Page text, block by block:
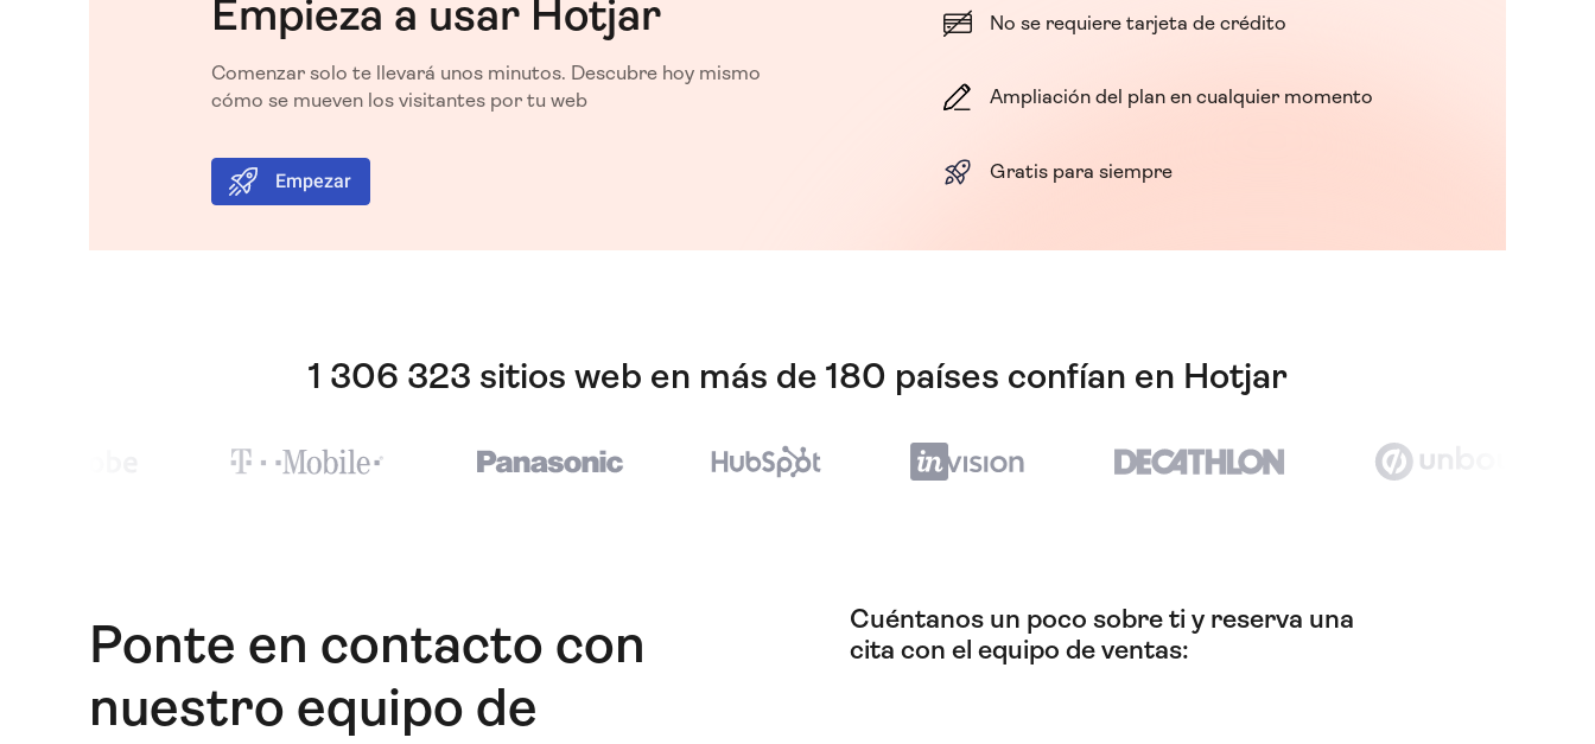
Empieza a usar Hotjar
Comenzar solo te llevará unos minutos. Descubre hoy mismo
cómo se mueven los visitantes por tu web
Empezar
No se requiere tarjeta de crédito
Ampliación del plan en cualquier momento
Gratis para siempre
1 306 323 sitios web en más de 180 países confían en Hotjar
Ponte en contacto con
nuestro equipo de
Cuéntanos un poco sobre ti y reserva una
cita con el equipo de ventas: